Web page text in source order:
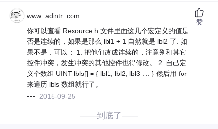
www_adintr_com
你可以查看 Resource.h 文件里面这几个宏定义的值是
否是连续的，如果是那么 lbl1 + 1 自然就是 lbl2 了. 如
果不是，可以： 1. 把他们改成连续的，注意别和其它
控件冲突，发生冲突的其他控件也得修改。 2. 自己定
义个数组 UINT lbls[] = { lbl1, lbl2, lbl3 .... } 然后用 for
来遍历 lbls 数组就行了。
2015-09-25
赞
——到底了——